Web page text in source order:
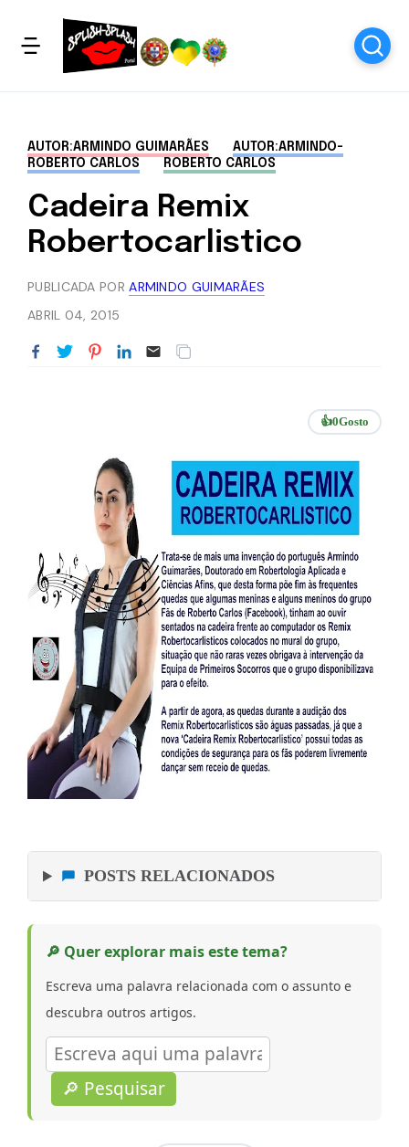
AUTOR:ARMINDO GUIMARÃES
AUTOR:ARMINDO-
ROBERTO CARLOS
ROBERTO CARLOS
Cadeira Remix
Robertocarlistico
PUBLICADA PORARMINDO GUIMARÃES
ABRIL 04, 2015
👍0Gosto
POSTS RELACIONADOS
🔎 Quer explorar mais este tema?
Escreva uma palavra relacionada com o assunto e
descubra outros artigos.
🔎 Pesquisar